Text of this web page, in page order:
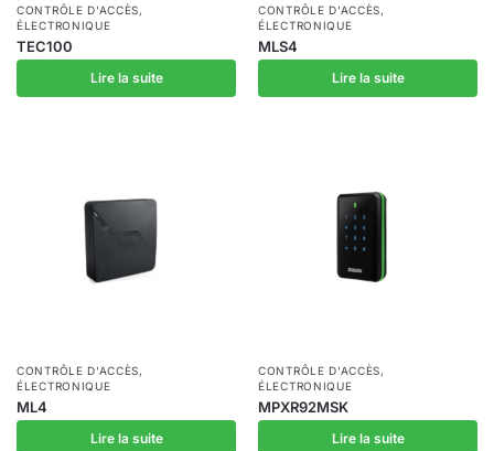
CONTRÔLE D'ACCÈS,
ÉLECTRONIQUE
TEC100
Lire la suite
CONTRÔLE D'ACCÈS,
ÉLECTRONIQUE
MLS4
Lire la suite
CONTRÔLE D'ACCÈS,
ÉLECTRONIQUE
ML4
Lire la suite
CONTRÔLE D'ACCÈS,
ÉLECTRONIQUE
MPXR92MSK
Lire la suite